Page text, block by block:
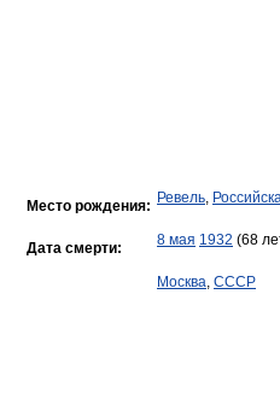
Место рождения: Ревель,
Дата смерти: 8 мая 1932 (68
Москва, СССР